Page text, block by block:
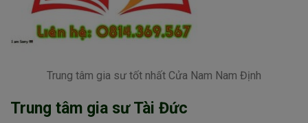
Trung tâm gia sư tốt nhất Cửa Nam Nam Định
Trung tâm gia sư Tài Đức